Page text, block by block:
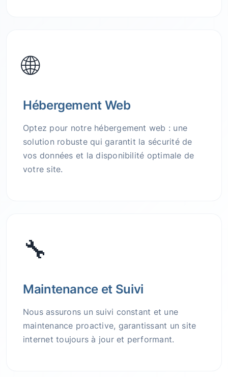
🌐
Hébergement Web
Optez pour notre hébergement web : une
solution robuste qui garantit la sécurité de
vos données et la disponibilité optimale de
votre site.
🔧
Maintenance et Suivi
Nous assurons un suivi constant et une
maintenance proactive, garantissant un site
internet toujours à jour et performant.